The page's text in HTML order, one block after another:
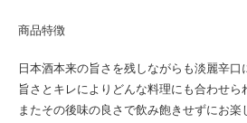
商品特徴
日本酒本来の旨さを残しながらも淡麗辛
旨さとキレによりどんな料理にも合わせら
またその後味の良さで飲み飽きせずにお